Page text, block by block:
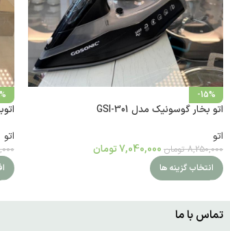
-15%
اتو بخار گوسونیک مدل GSI-301
اتو
8,250,000 تومان 7,040,000تومان
انتخاب گزینه ها
اتو
تماس با ما